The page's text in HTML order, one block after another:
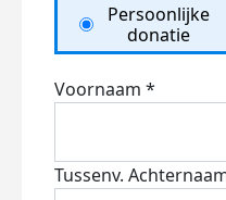
Persoonlijke
donatie
Voornaam *
Tussenv.